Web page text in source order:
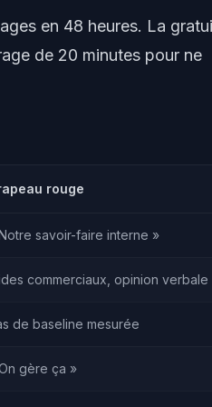
en 48 heures. La
de 20 minutes pour ne
rouge
savoir-faire interne »
commerciaux, opinion verbale
de baseline mesurée
gère ça »